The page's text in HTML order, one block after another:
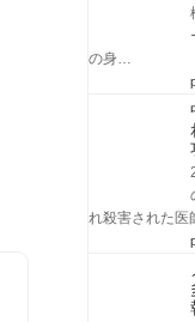
の身…
れ殺害された